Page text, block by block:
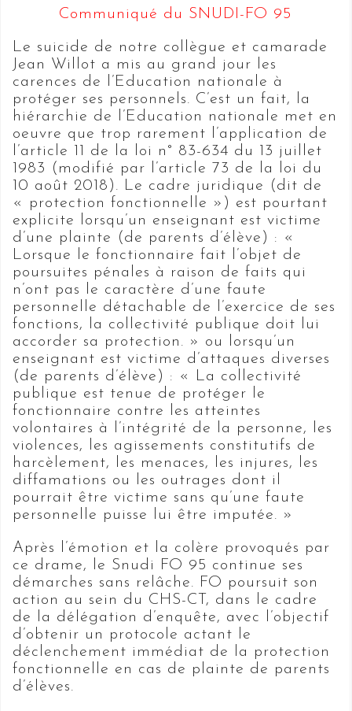
Communiqué du SNUDI-FO 95
Le suicide de notre collègue et camarade
Jean Willot a mis au grand jour les
carences de l’Education nationale à
protéger ses personnels. C’est un fait, la
hiérarchie de l’Education nationale met en
oeuvre que trop rarement l’application de
l’article 11 de la loi n° 83-634 du 13 juillet
1983 (modifié par l’article 73 de la loi du
10 août 2018). Le cadre juridique (dit de
« protection fonctionnelle ») est pourtant
explicite lorsqu’un enseignant est victime
d’une plainte (de parents d’élève) : «
Lorsque le fonctionnaire fait l’objet de
poursuites pénales à raison de faits qui
n’ont pas le caractère d’une faute
personnelle détachable de l’exercice de ses
fonctions, la collectivité publique doit lui
accorder sa protection. » ou lorsqu’un
enseignant est victime d’attaques diverses
(de parents d’élève) : « La collectivité
publique est tenue de protéger le
fonctionnaire contre les atteintes
volontaires à l’intégrité de la personne, les
violences, les agissements constitutifs de
harcèlement, les menaces, les injures, les
diffamations ou les outrages dont il
pourrait être victime sans qu’une faute
personnelle puisse lui être imputée. »
Après l’émotion et la colère provoqués par
ce drame, le Snudi FO 95 continue ses
démarches sans relâche. FO poursuit son
action au sein du CHS-CT, dans le cadre
de la délégation d’enquête, avec l’objectif
d’obtenir un protocole actant le
déclenchement immédiat de la protection
fonctionnelle en cas de plainte de parents
d’élèves.